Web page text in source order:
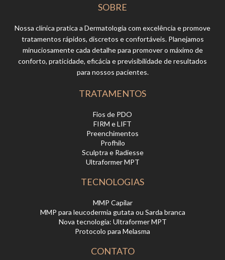
SOBRE
Nossa clínica pratica a Dermatologia com excelência e promove
tratamentos rápidos, discretos e confortáveis. Planejamos
minuciosamente cada detalhe para promover o máximo de
conforto, praticidade, eficácia e previsibilidade de resultados
para nossos pacientes.
TRATAMENTOS
Fios de PDO
FIRM e LIFT
Preenchimentos
Profhilo
Sculptra e Radiesse
Ultraformer MPT
TECNOLOGIAS
MMP Capilar
MMP para leucodermia gutata ou Sarda branca
Nova tecnologia: Ultraformer MPT
Protocolo para Melasma
CONTATO